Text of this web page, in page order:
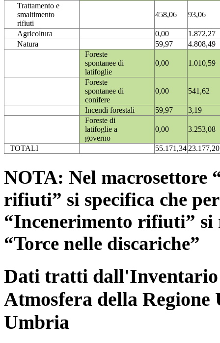
Trattamento e
smaltimento
rifiuti
458,06 93,06
Agricoltura 0,00
1.872,27
Natura
59,97
4.808,49
Foreste
spontanee di
latifoglie
0,00 1.010,59
Foreste
spontanee di
conifere
0,00 541,62
Incendi forestali 59,97
3,19
Foreste di
latifoglie a
governo
0,00 3.253,08
TOTALI 55.171,3423.177,20
NOTA: Nel macrosettore
rifiuti” si specifica che
“Incenerimento rifiuti”
“Torce nelle discariche”
Dati tratti dall'Inventario
Atmosfera della
Umbria